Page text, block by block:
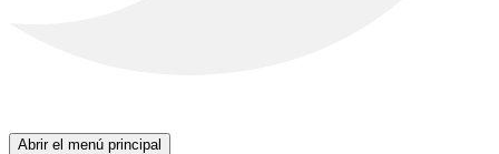
Abrir el menú principal